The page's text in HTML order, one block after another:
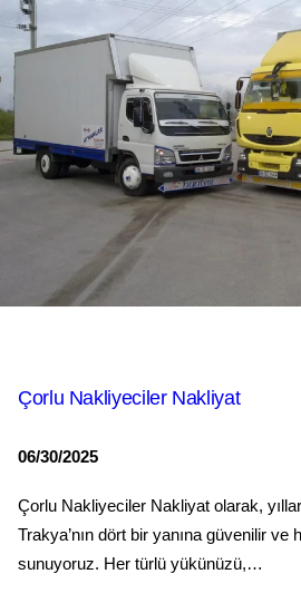
Çorlu Nakliyeciler Nakliyat
06/30/2025
Çorlu Nakliyeciler Nakliyat olarak,
Trakya’nın dört bir yanına güvenilir ve
sunuyoruz. Her türlü yükünüzü,…